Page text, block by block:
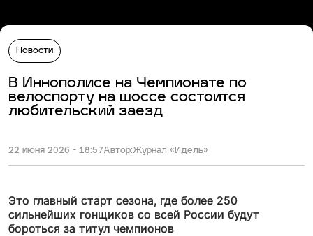
Новости
В Иннополисе на Чемпионате по
велоспорту на шоссе состоится
любительский заезд
22 июня 2026 - 18:57Автор:Журнал «Идель»
Это главный старт сезона, где более 250
сильнейших гонщиков со всей России будут
бороться за титул чемпионов